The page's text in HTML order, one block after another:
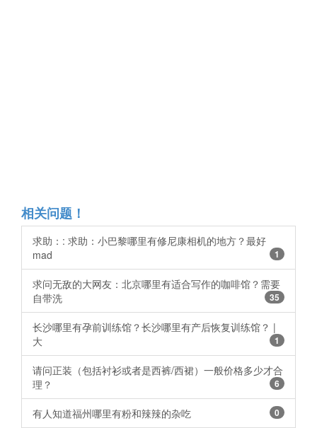
相关问题！
求助：: 求助：小巴黎哪里有修尼康相机的地方？最好
mad
1
求问无敌的大网友：北京哪里有适合写作的咖啡馆？需要
自带洗
35
长沙哪里有孕前训练馆？长沙哪里有产后恢复训练馆？ |
大
1
请问正装（包括衬衫或者是西裤/西裙）一般价格多少才合
理？
6
有人知道福州哪里有粉和辣辣的杂吃 0